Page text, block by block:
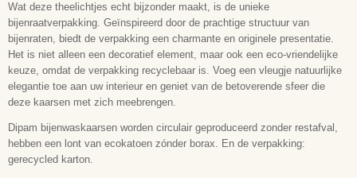
Wat deze theelichtjes echt bijzonder maakt, is de unieke
bijenraatverpakking. Geïnspireerd door de prachtige structuur van
bijenraten, biedt de verpakking een charmante en originele presentatie.
Het is niet alleen een decoratief element, maar ook een eco-vriendelijke
keuze, omdat de verpakking recyclebaar is. Voeg een vleugje natuurlijke
elegantie toe aan uw interieur en geniet van de betoverende sfeer die
deze kaarsen met zich meebrengen.
Dipam bijenwaskaarsen worden circulair geproduceerd zonder restafval,
hebben een lont van ecokatoen zónder borax. En de verpakking:
gerecycled karton.